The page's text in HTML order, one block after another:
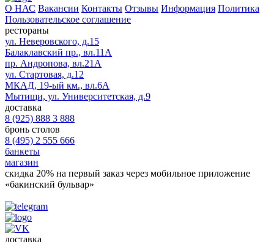
О НАС Вакансии Контакты Отзывы Информация Политика
Пользовательское соглашение
рестораны
ул. Неверовского, д.15
Балаклавский пр., вл.11А
пр. Андропова, вл.21А
ул. Стартовая, д.12
МКАД, 19-ый км., вл.6А
Мытищи, ул. Университетская, д.9
доставка
8 (925) 888 3 888
бронь столов
8 (495) 2 555 666
банкеты
магазин
скидка 20% на первый заказ через мобильное приложение
«бакинский бульвар»
доставка